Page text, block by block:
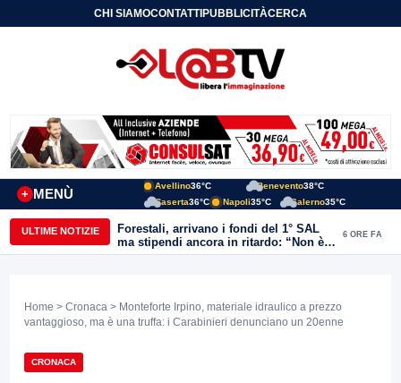
CHI SIAMOCONTATTIPUBBLICITÀCERCA
MENÙ
+
Avellino36°C Benevento38°C
Caserta36°C Napoli35°C Salerno35°C
ULTIME NOTIZIE
Forestali, arrivano i fondi del 1° SAL
ma stipendi ancora in ritardo: “Non è
più sostenibile”
6 ORE FA
Home > Cronaca > Monteforte Irpino, materiale idraulico a prezzo
vantaggioso, ma è una truffa: i Carabinieri denunciano un 20enne
CRONACA